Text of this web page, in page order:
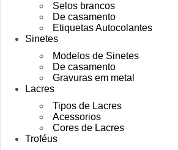
Selos brancos
De casamento
Etiquetas Autocolantes
Sinetes
Modelos de Sinetes
De casamento
Gravuras em metal
Lacres
Tipos de Lacres
Acessorios
Cores de Lacres
Troféus